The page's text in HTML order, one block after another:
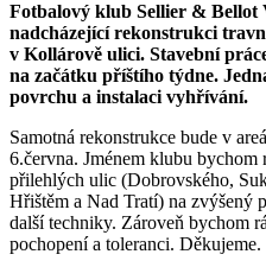
Fotbalový klub Sellier & Bellot
nadcházející rekonstrukci
v Kollárově ulici. Stavební
na začátku příštího týdne.
povrchu a instalaci vyhřívání.
Samotná rekonstrukce bude v
6.června. Jménem klubu
přilehlých ulic (Dobrovského,
Hřištěm a Nad Tratí) na zvýšený
další techniky. Zároveň bychom
pochopení a toleranci. Děkujeme.